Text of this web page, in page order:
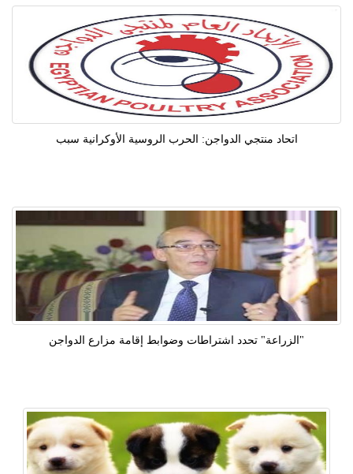
اتحاد منتجي الدواجن: الحرب الروسية الأوكرانية سبب
"الزراعة" تحدد اشتراطات وضوابط إقامة مزارع الدواجن